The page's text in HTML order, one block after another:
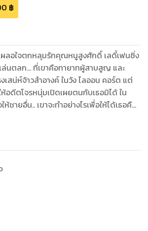
฿
ผลอใจตกหลุมรักคุณหนูสูงศักดิ์ เลดี้เฟนซิ่ง
นตลก... ที่เขาคือทายาทผู้สาบสูญ และ
สน่ห์จ้าวสำอางค์ ในวัง ไลออน คอร์ต แต่
ห้อดีตโจรหนุ่มเปิดเผยตนกับเธอมิได้ ใน
ห้ชายอื่น.. เขาจะทำอย่างไรเพื่อให้ได้เธอคืน